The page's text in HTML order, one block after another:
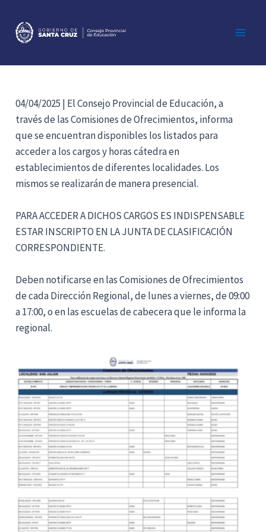
contenido
04/04/2025 | El Consejo Provincial de Educación, a
través de las Comisiones de Ofrecimientos, informa
que se encuentran disponibles los listados para
acceder a los cargos y horas cátedra en
establecimientos de diferentes localidades. Los
mismos se realizarán de manera presencial.
PARA ACCEDER A DICHOS CARGOS ES INDISPENSABLE
ESTAR INSCRIPTO EN LA JUNTA DE CLASIFICACIÓN
CORRESPONDIENTE.
Deben notificarse en las Comisiones de Ofrecimientos
de cada Dirección Regional, de lunes a viernes, de 09:00
a 17:00, o en las escuelas de cabecera que le informa la
regional.